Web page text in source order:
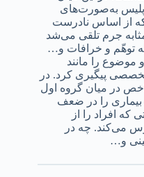
پلیس به‌صورت‌های
از اساس نادرست
جرم تلقی می‌شد
توهّم و خرافات و…
موضوع را مانند
پیگیری کرد. در
در میان گروه اول
بیماری را در ضعف
افراد را از
می‌کند. چه در
و…